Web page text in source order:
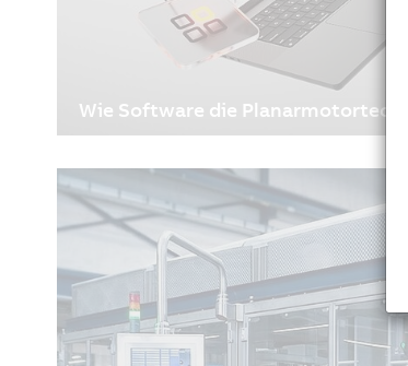
Wie Software die
Auf den ersten Blick überzeugt B&R’s
Magnetschwebetechnologie und der
Bewegung der Shuttles. Für Hans‑Peter
Geschichte. Im Interview erklärt er,
Rolle dabei spielt, wie
weiterentwickeln und über den
schaffen – und weshalb die Zukunft
durch Software‑Innovationen geprägt